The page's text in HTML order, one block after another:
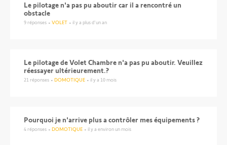
Le pilotage n'a pas pu aboutir car il a rencontré un
obstacle
9 réponses VOLET il y a plus d'un an
Le pilotage de Volet Chambre n'a pas pu aboutir. Veuillez
réessayer ultérieurement.?
21 réponses DOMOTIQUE il y a 10 mois
Pourquoi je n'arrive plus a contrôler mes équipements ?
4 réponses DOMOTIQUE il y a environ un mois